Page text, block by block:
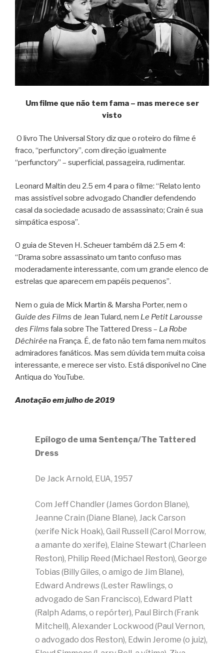
Um filme que não tem fama – mas merece ser
visto
O livro The Universal Story diz que o roteiro do filme é
fraco, “perfunctory”, com direção igualmente
“perfunctory” – superficial, passageira, rudimentar.
Leonard Maltin deu 2.5 em 4 para o filme: “Relato lento
mas assistível sobre advogado Chandler defendendo
casal da sociedade acusado de assassinato; Crain é sua
simpática esposa”.
O guia de Steven H. Scheuer também dá 2.5 em 4:
“Drama sobre assassinato um tanto confuso mas
moderadamente interessante, com um grande elenco de
estrelas que aparecem em papéis pequenos”.
Nem o guia de Mick Martin & Marsha Porter, nem o
Guide des Films de Jean Tulard, nem Le Petit Larousse
des Films fala sobre The Tattered Dress – La Robe
Déchirée na França. É, de fato não tem fama nem muitos
admiradores fanáticos. Mas sem dúvida tem muita coisa
interessante, e merece ser visto. Está disponível no Cine
Antiqua do YouTube.
Anotação em julho de 2019
Epílogo de uma Sentença/The Tattered
Dress
De Jack Arnold, EUA, 1957
Com Jeff Chandler (James Gordon Blane),
Jeanne Crain (Diane Blane), Jack Carson
(xerife Nick Hoak), Gail Russell (Carol Morrow,
a amante do xerife), Elaine Stewart (Charleen
Reston), Philip Reed (Michael Reston), George
Tobias (Billy Giles, o amigo de Jim Blane),
Edward Andrews (Lester Rawlings, o
advogado de San Francisco), Edward Platt
(Ralph Adams, o repórter), Paul Birch (Frank
Mitchell), Alexander Lockwood (Paul Vernon,
o advogado dos Reston), Edwin Jerome (o juiz),